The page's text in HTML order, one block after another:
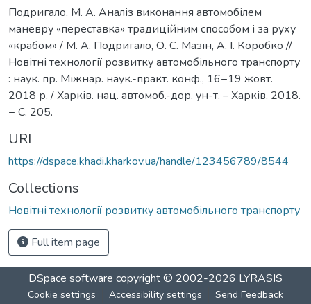
Подригало, М. А. Аналіз виконання автомобілем
маневру «переставка» традиційним способом і за руху
«крабом» / М. А. Подригало, О. С. Мазін, А. І. Коробко //
Новітні технології розвитку автомобільного транспорту
: наук. пр. Міжнар. наук.-практ. конф., 16−19 жовт.
2018 р. / Харків. нац. автомоб.-дор. ун-т. – Харків, 2018.
− С. 205.
URI
https://dspace.khadi.kharkov.ua/handle/123456789/8544
Collections
Новітні технології розвитку автомобільного транспорту
Full item page
DSpace software copyright © 2002-2026 LYRASIS
Cookie settings Accessibility settings Send Feedback